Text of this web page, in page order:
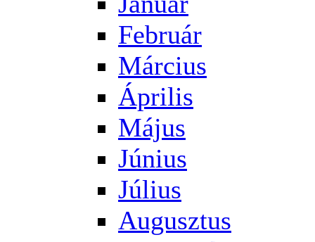
Február
Március
Április
Május
Június
Július
Augusztus